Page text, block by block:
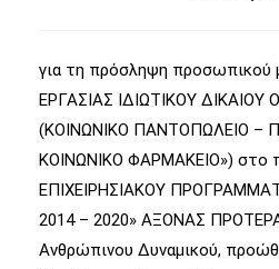
για τη πρόσληψη
ΕΡΓΑΣΙΑΣ ΙΔΙΩΤΙΚΟΥ
(ΚΟΙΝΩΝΙΚΟ ΠΑΝΤΟΠΩΛΕΙΟ –
ΚΟΙΝΩΝΙΚΟ ΦΑΡΜΑΚΕΙΟ») στο
ΕΠΙΧΕΙΡΗΣΙΑΚΟΥ
2014 – 2020» AΞΟΝΑΣ
Ανθρώπινου Δυναμικού,